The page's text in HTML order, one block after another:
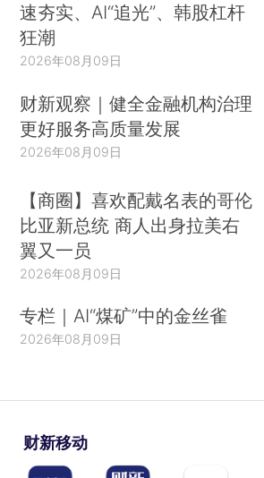
速夯实、AI“追光”、韩股杠杆
狂潮
2026年08月09日
财新观察｜健全金融机构治理
更好服务高质量发展
2026年08月09日
【商圈】喜欢配戴名表的哥伦
比亚新总统 商人出身拉美右
翼又一员
2026年08月09日
专栏｜AI“煤矿”中的金丝雀
2026年08月09日
财新移动